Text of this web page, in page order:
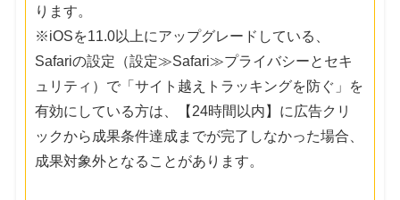
ります。
※iOSを11.0以上にアップグレードしている、
Safariの設定（設定≫Safari≫プライバシーとセキ
ュリティ）で「サイト越えトラッキングを防ぐ」を
有効にしている方は、【24時間以内】に広告クリ
ックから成果条件達成までが完了しなかった場合、
成果対象外となることがあります。